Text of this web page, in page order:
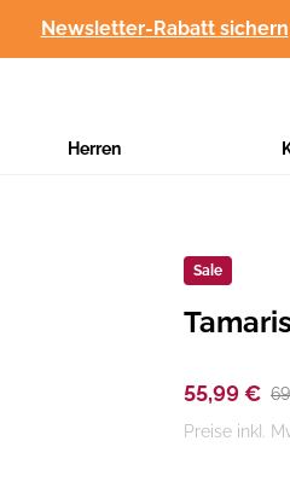
Newsletter-Rabatt sichern
Herren
Sale
Hersteller
55,99 €
Preise inkl.